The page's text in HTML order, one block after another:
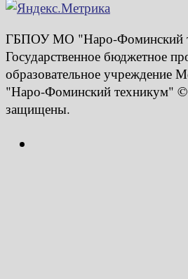
ГБПОУ МО "Наро-Фоминский
Государственное бюджетное
образовательное учреждение
"Наро-Фоминский техникум" ©
защищены.